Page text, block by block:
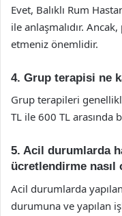
Evet, Balıklı Rum
ile anlaşmalıdır.
etmeniz önemlidir.
4. Grup terapisi ne
Grup terapileri
TL ile 600 TL arasında
5. Acil durumlarda
ücretlendirme nasıl
Acil durumlarda
durumuna ve yapılan